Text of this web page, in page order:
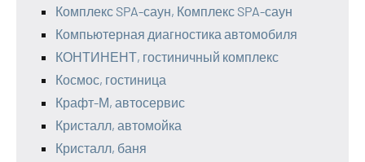
Комплекс SPA-саун, Комплекс SPA-саун
Компьютерная диагностика автомобиля
КОНТИНЕНТ, гостиничный комплекс
Космос, гостиница
Крафт-М, автосервис
Кристалл, автомойка
Кристалл, баня